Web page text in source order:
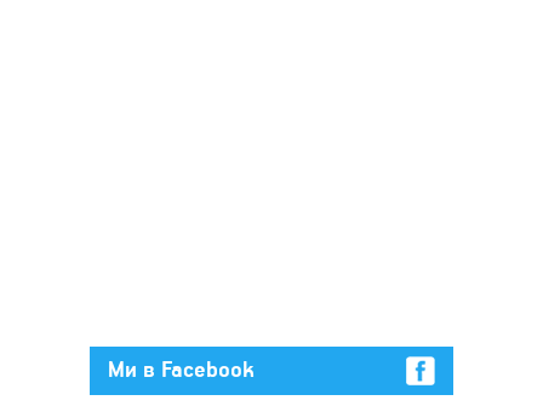
Ми в Facebook